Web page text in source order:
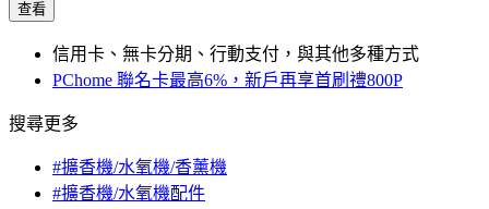
查看
信用卡、無卡分期、行動支付，與其他多種方式
PChome 聯名卡最高6%，新戶再享首刷禮800P
搜尋更多
#擴香機/水氧機/香薰機
#擴香機/水氧機配件